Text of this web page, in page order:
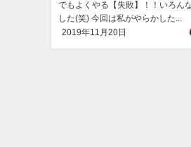
でもよくやる【失敗】！！いろん
した(笑) 今回は私がやらかした...
2019年11月20日